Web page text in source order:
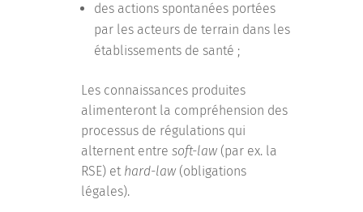
des actions spontanées portées
par les acteurs de terrain dans les
établissements de santé ;
Les connaissances produites
alimenteront la compréhension des
processus de régulations qui
alternent entresoft-law (par ex. la
RSE) et hard-law (obligations
légales).